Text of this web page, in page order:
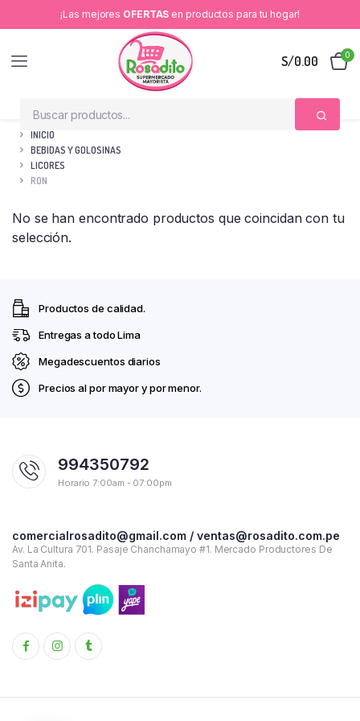
¡Las mejores OFERTAS en productos para tu hogar!
S/0.00 0
INICIO
BEBIDAS Y GOLOSINAS
LICORES
RON
No se han encontrado productos que coincidan con tu
selección.
Productos de calidad.
Entregas a todo Lima
Megadescuentos diarios
Precios al por mayor y por menor.
994350792
Horario 7:00am - 07:00pm
comercialrosadito@gmail.com / ventas@rosadito.com.pe
Av. La Cultura 701. Pasaje Chanchamayo #1. Mercado Productores De
Santa Anita.